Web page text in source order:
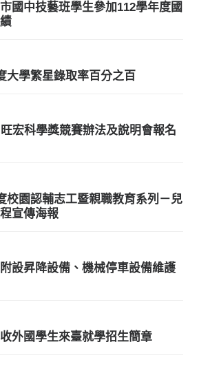
國中技藝班學生參加112學年度國
大學繁星錄取率百分之百
宏科學獎競賽辦法及說明會報名
校園認輔志工暨親職教育系列－兒
宣傳海報
設昇降設備、機械停車設備維護
外國學生來臺就學招生簡章